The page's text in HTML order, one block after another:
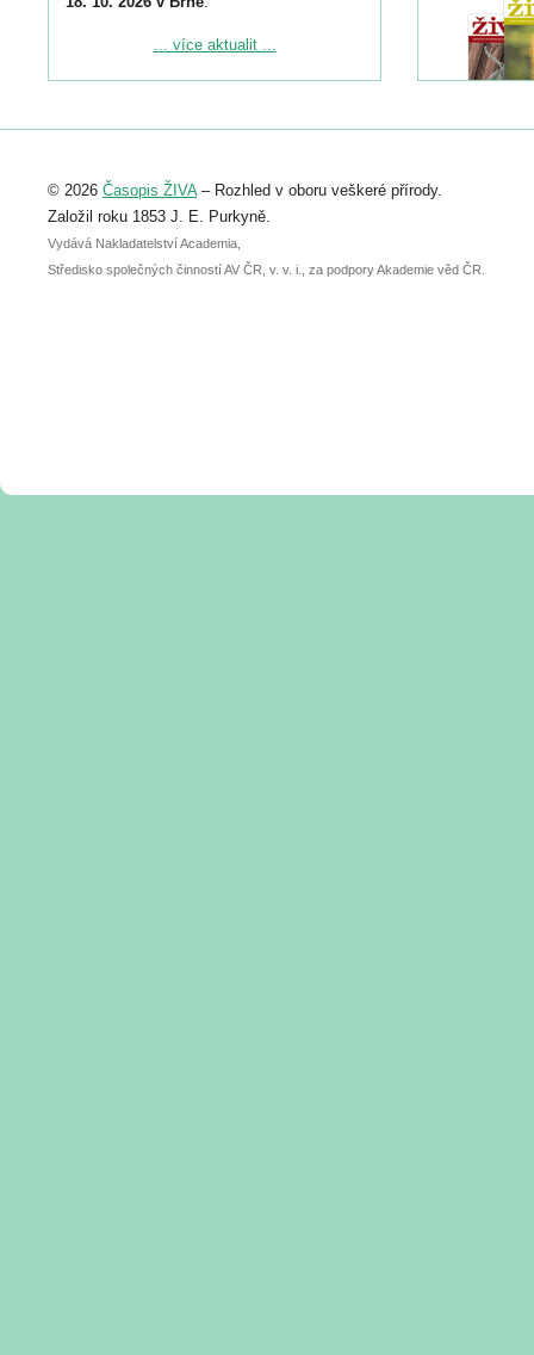
Podrobnější informace ke konferenci
Registrovat se můžete do 6. září.
abstraktu přihlášené přednášky nebo
posteru je už 30. června.
... více aktualit ...
© 2026 Časopis ŽIVA– Rozhled v oboru veškeré přírody.
Založil roku 1853 J. E. Purkyně.
Vydává Nakladatelství Academia,
Středisko společných činností AV ČR, v. v. i., za podpory Akademie věd ČR.